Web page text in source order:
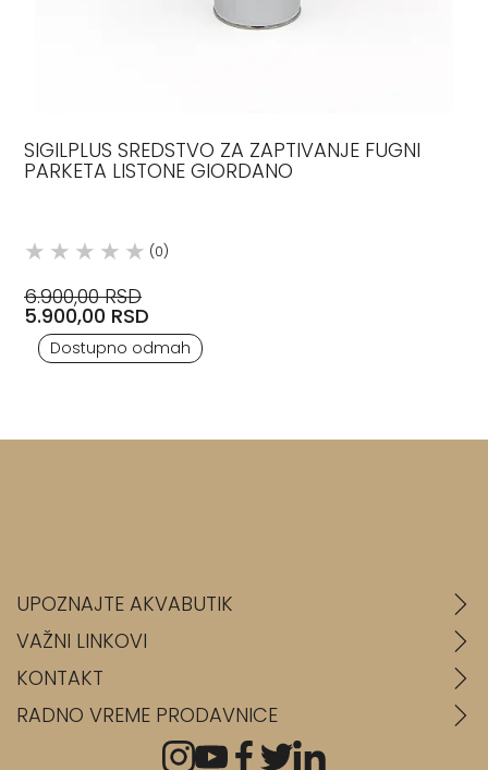
SIGILPLUS SREDSTVO ZA ZAPTIVANJE FUGNI
PARKETA LISTONE GIORDANO
(0)
6.900,00 RSD
5.900,00 RSD
Dostupno odmah
UPOZNAJTE AKVABUTIK
VAŽNI LINKOVI
KONTAKT
RADNO VREME PRODAVNICE